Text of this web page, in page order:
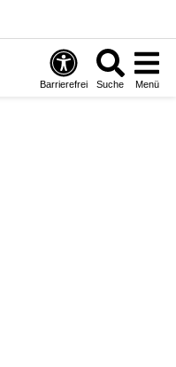
Barrierefrei Suche Menü